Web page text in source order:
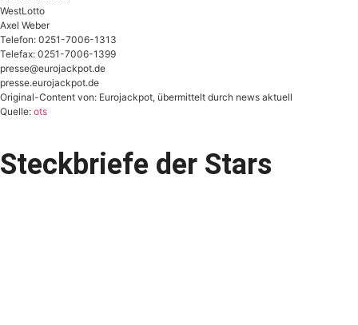
WestLotto
Axel Weber
Telefon: 0251-7006-1313
Telefax: 0251-7006-1399
presse@eurojackpot.de
presse.eurojackpot.de
Original-Content von: Eurojackpot, übermittelt durch news aktuell
Quelle: ots
Steckbriefe der Stars